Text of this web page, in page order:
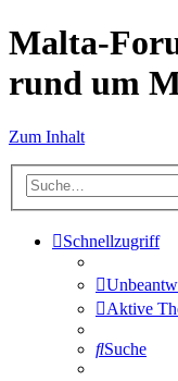
Malta-
rund um
Zum Inhalt
Schnellzugriff
Aktive
Suche